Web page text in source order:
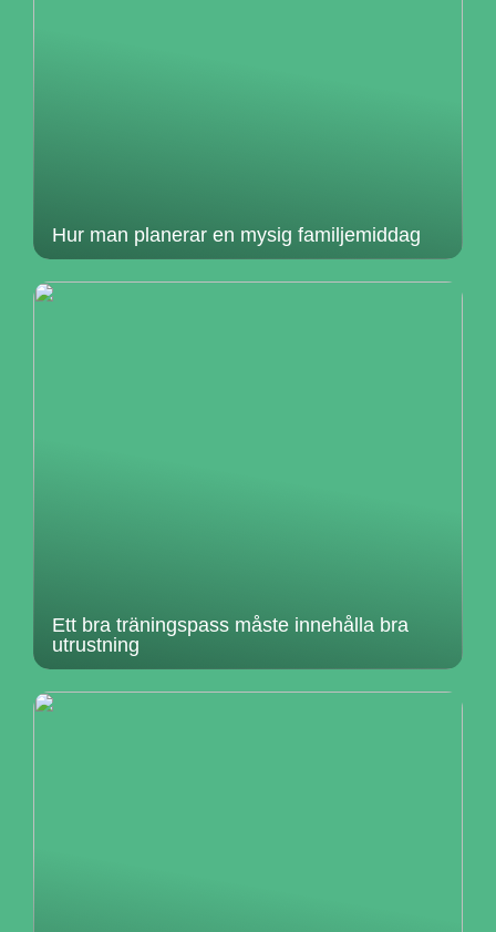
Hur man planerar en mysig familjemiddag
Ett bra träningspass måste innehålla bra
utrustning